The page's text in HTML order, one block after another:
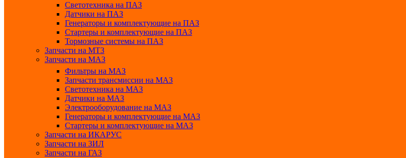
Светотехника на ПАЗ
Датчики на ПАЗ
Генераторы и комплектующие на ПАЗ
Стартеры и комплектующие на ПАЗ
Тормозные системы на ПАЗ
Запчасти на МТЗ
Запчасти на МАЗ
Фильтры на МАЗ
Запчасти трансмиссии на МАЗ
Светотехника на МАЗ
Датчики на МАЗ
Электрооборудование на МАЗ
Генераторы и комплектующие на МАЗ
Стартеры и комплектующие на МАЗ
Запчасти на ИКАРУС
Запчасти на ЗИЛ
Запчасти на ГАЗ